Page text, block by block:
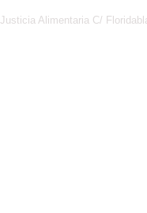
Justicia Alimentaria C/